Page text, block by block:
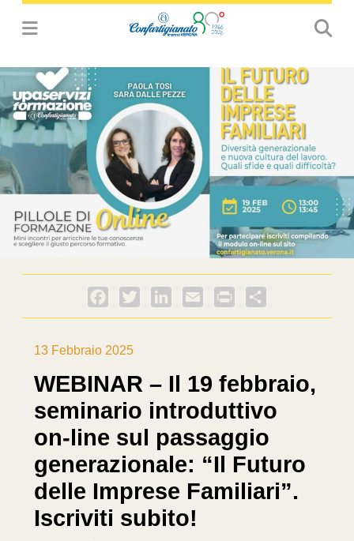
Facebook
Twitter LinkedInEmail PrintFriendly
13 Febbraio 2025
WEBINAR – Il 19 febbraio,
seminario introduttivo
on-line sul passaggio
generazionale: “Il Futuro
delle Imprese Familiari”.
Iscriviti subito!